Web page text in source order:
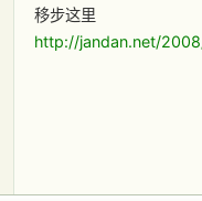
移步这里
http://jandan.net/